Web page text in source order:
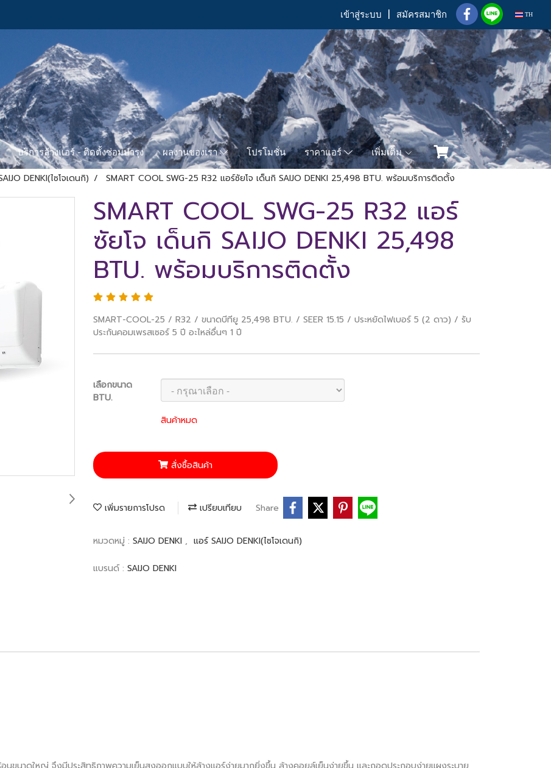
เข้าสู่ระบบ สมัครสมาชิก TH
บริการล้างแอร์ - ติดตั้งซ่อมบำรุง ผลงานของเรา โปรโมชั่น ราคาแอร์ เพิ่มเติม
DENKI(ไซโจเดนกิ) SMART COOL SWG-25 R32 แอร์ซัยโจ เด็นกิ SAIJO DENKI 25,498 BTU. พร้อมบริการติดตั้ง
SMART COOL SWG-25 R32 แอร์
ซัยโจ เด็นกิ SAIJO DENKI 25,498
BTU. พร้อมบริการติดตั้ง
SMART-COOL-25 / R32 / ขนาดบีทียู 25,498 BTU. / SEER 15.15 / ประหยัดไฟเบอร์ 5 (2 ดาว) / รับ
ประกันคอมเพรสเซอร์ 5 ปี อะไหล่อื่นๆ 1 ปี
เลือกขนาด
BTU.
สินค้าหมด
สั่งซื้อสินค้า
เพิ่มรายการโปรด เปรียบเทียบ Share
หมวดหมู่ : SAIJO DENKI , แอร์ SAIJO DENKI(ไซโจเดนกิ)
แบรนด์ : SAIJO DENKI